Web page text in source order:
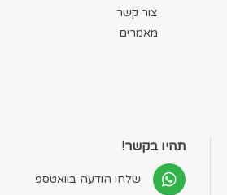
צור קשר
מאמרים
תהיו בקשר!
שלחו הודעה בוואטספ